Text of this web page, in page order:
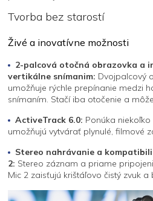
Tvorba bez starostí
Živé a inovatívne možnosti
2-palcová otočná obrazovka a
vertikálne snímanim: Dvojpalcový
umožňuje rýchle prepínanie medzi
snímaním. Stačí iba otočenie a
ActiveTrack 6.0: Ponúka
umožňujú vytvárať plynulé, filmové
Stereo nahrávanie a
2: Stereo záznam a priame
Mic 2 zaisťujú krištáľovo čistý zvuk